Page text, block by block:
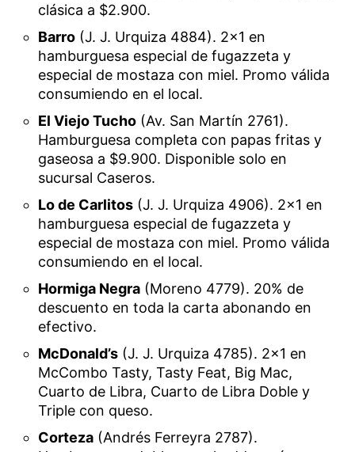
clásica a $2.900.
Barro (J. J. Urquiza 4884). 2×1 en
hamburguesa especial de fugazzeta y
especial de mostaza con miel. Promo válida
consumiendo en el local.
El Viejo Tucho (Av. San Martín 2761).
Hamburguesa completa con papas fritas y
gaseosa a $9.900. Disponible solo en
sucursal Caseros.
Lo de Carlitos (J. J. Urquiza 4906). 2×1 en
hamburguesa especial de fugazzeta y
especial de mostaza con miel. Promo válida
consumiendo en el local.
Hormiga Negra (Moreno 4779). 20% de
descuento en toda la carta abonando en
efectivo.
McDonald’s (J. J. Urquiza 4785). 2×1 en
McCombo Tasty, Tasty Feat, Big Mac,
Cuarto de Libra, Cuarto de Libra Doble y
Triple con queso.
Corteza (Andrés Ferreyra 2787).